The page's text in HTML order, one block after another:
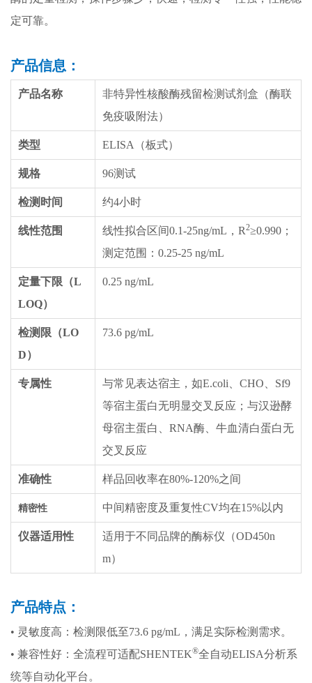
定可靠。
产品信息：
产品名称
非特异性核酸酶残留检测试剂盒（酶联
免疫吸附法）
类型 ELISA（板式）
规格 96测试
检测时间 约4小时
线性范围 线性拟合区间0.1-25ng/mL，R2≥0.990；
测定范围：0.25-25 ng/mL
定量下限（L
LOQ）
0.25 ng/mL
检测限（LO
D）
73.6 pg/mL
专属性
与常见表达宿主，如E.coli、CHO、Sf9
等宿主蛋白无明显交叉反应；与汉逊酵
母宿主蛋白、RNA酶、牛血清白蛋白无
交叉反应
准确性 样品回收率在80%-120%之间
精密性 中间精密度及重复性CV均在15%以内
仪器适用性
适用于不同品牌的酶标仪（OD450n
m）
产品特点：
• 灵敏度高：检测限低至73.6 pg/mL，满足实际检测需求。
• 兼容性好：全流程可适配SHENTEK®全自动ELISA分析系
统等自动化平台。